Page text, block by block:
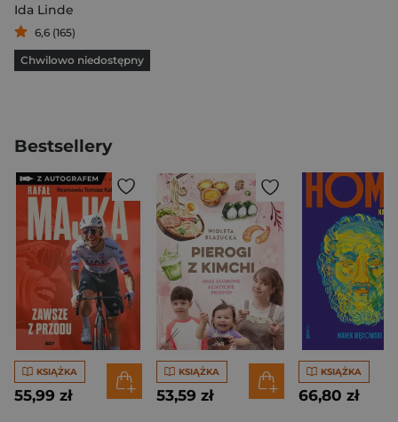
Ida Linde
6,6 (165)
Chwilowo niedostępny
Bestsellery
KSIĄŻKA
55,99 zł
KSIĄŻKA
53,59 zł
KSIĄŻKA
66,80 zł